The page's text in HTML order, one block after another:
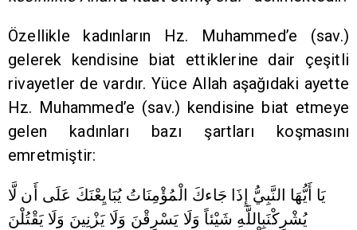
Özellikle kadınların Hz. Muhammed’e (sav.)
gelerek kendisine biat ettiklerine dair çeşitli
rivayetler de vardır. Yüce Allah aşağıdaki ayette
Hz. Muhammed’e (sav.) kendisine biat etmeye
gelen kadınları bazı şartları koşmasını
emretmiştir:
يَا أَيُّهَا النَّبِيُّ إِذَا جَاءكَ الْمُؤْمِنَاتُ يُبَايِعْنَكَ عَلَى أَن لَّا
يُشْرِكْنَبِاللَّهِ شَيْئاً وَلَا يَسْرِقْنَ وَلَا يَزْنِينَ وَلَا يَقْتُلْنَ